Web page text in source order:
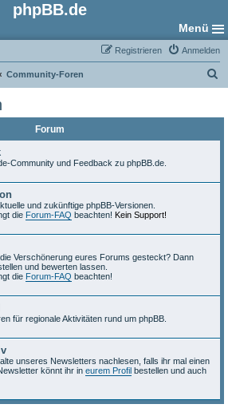
phpBB.de
Menü
Anmelden
Registrieren
Community-Foren
Forum
Community und Feedback zu phpBB.de.
und zukünftige phpBB-Versionen.
die Forum-FAQ beachten! Kein Support!
Verschönerung eures Forums gesteckt? Dann
und bewerten lassen.
die Forum-FAQ beachten!
für regionale Aktivitäten rund um phpBB.
unseres Newsletters nachlesen, falls ihr mal einen
könnt ihr in eurem Profil bestellen und auch